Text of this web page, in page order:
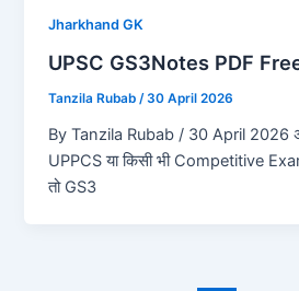
Jharkhand GK
UPSC GS3Notes PDF
Tanzila Rubab/30 April 2026
By Tanzila Rubab / 30 April 2026
UPPCS या किसी भी Competitive
तो GS3